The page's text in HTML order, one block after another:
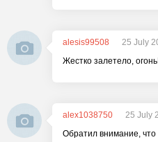
alesis99508
25 July
Жестко залетело,
alex1038750
25 July
Обратил внимание, что